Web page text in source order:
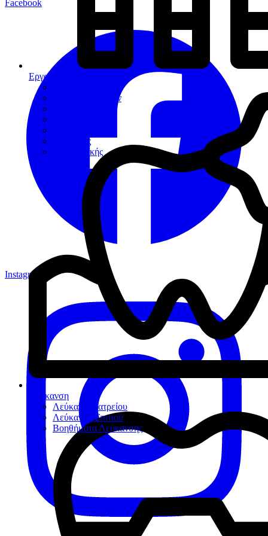
Εργαλεία
Αποκαταστάσεων
Εξακτικής
Προσθετικής
Λεύκανση
Λεύκανση Ιατρείου
Λεύκανση Σπιτιού
Βοηθήματα Λεύκανσης
Facebook
Instagram